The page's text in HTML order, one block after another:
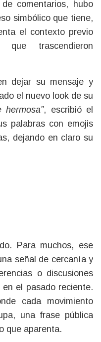
comentarios, hubo
simbólico que tiene,
el contexto previo
que trascendieron
dejar su mensaje y
el nuevo look de su
hermosa”, escribió el
palabras con emojis
dejando en claro su
Para muchos, ese
señal de cercanía y
o discusiones
el pasado reciente.
cada movimiento
una frase pública
que aparenta.